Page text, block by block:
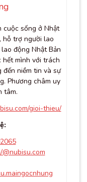
cuộc sống ở Nhật
hỗ trợ người lao
động Nhật Bản
hết mình với trách
đến niềm tin và sự
Phương châm uy
tâm.
gioi-thieu/